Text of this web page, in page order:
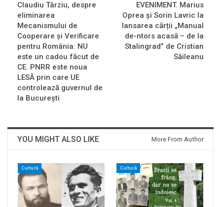
Claudiu Târziu, despre
eliminarea
Mecanismului de
Cooperare și Verificare
pentru România: NU
este un cadou făcut de
CE. PNRR este noua
LESĂ prin care UE
controlează guvernul de
la București
EVENIMENT. Marius
Oprea și Sorin Lavric la
lansarea cărții „Manual
de-ntors acasă – de la
Stalingrad” de Cristian
Săileanu
YOU MIGHT ALSO LIKE More From Author
Cultură Cultură